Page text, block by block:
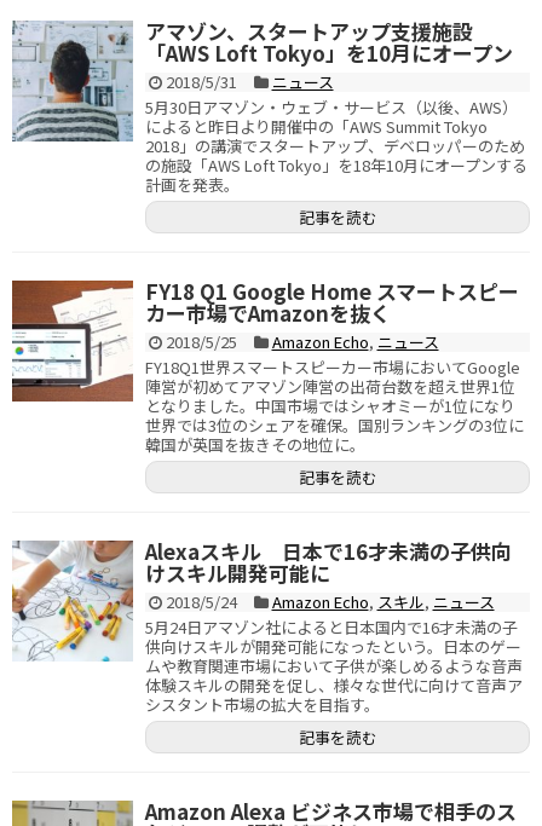
アマゾン、スタートアップ支援施設
「AWS Loft Tokyo」を10月にオープン
2018/5/31
ニュース
5月30日アマゾン・ウェブ・サービス（以後、AWS）
によると昨日より開催中の「AWS Summit Tokyo
2018」の講演でスタートアップ、デベロッパーのため
の施設「AWS Loft Tokyo」を18年10月にオープンする
計画を発表。
記事を読む
FY18 Q1 Google Home スマートスピー
カー市場でAmazonを抜く
2018/5/25 Amazon Echo, ニュース
FY18Q1世界スマートスピーカー市場においてGoogle
陣営が初めてアマゾン陣営の出荷台数を超え世界1位
となりました。中国市場ではシャオミーが1位になり
世界では3位のシェアを確保。国別ランキングの3位に
韓国が英国を抜きその地位に。
記事を読む
Alexaスキル 日本で16才未満の子供向
けスキル開発可能に
2018/5/24 Amazon Echo, スキル, ニュース
5月24日アマゾン社によると日本国内で16才未満の子
供向けスキルが開発可能になったという。日本のゲー
ムや教育関連市場において子供が楽しめるような音声
体験スキルの開発を促し、様々な世代に向けて音声ア
シスタント市場の拡大を目指す。
記事を読む
Amazon Alexa ビジネス市場で相手のス